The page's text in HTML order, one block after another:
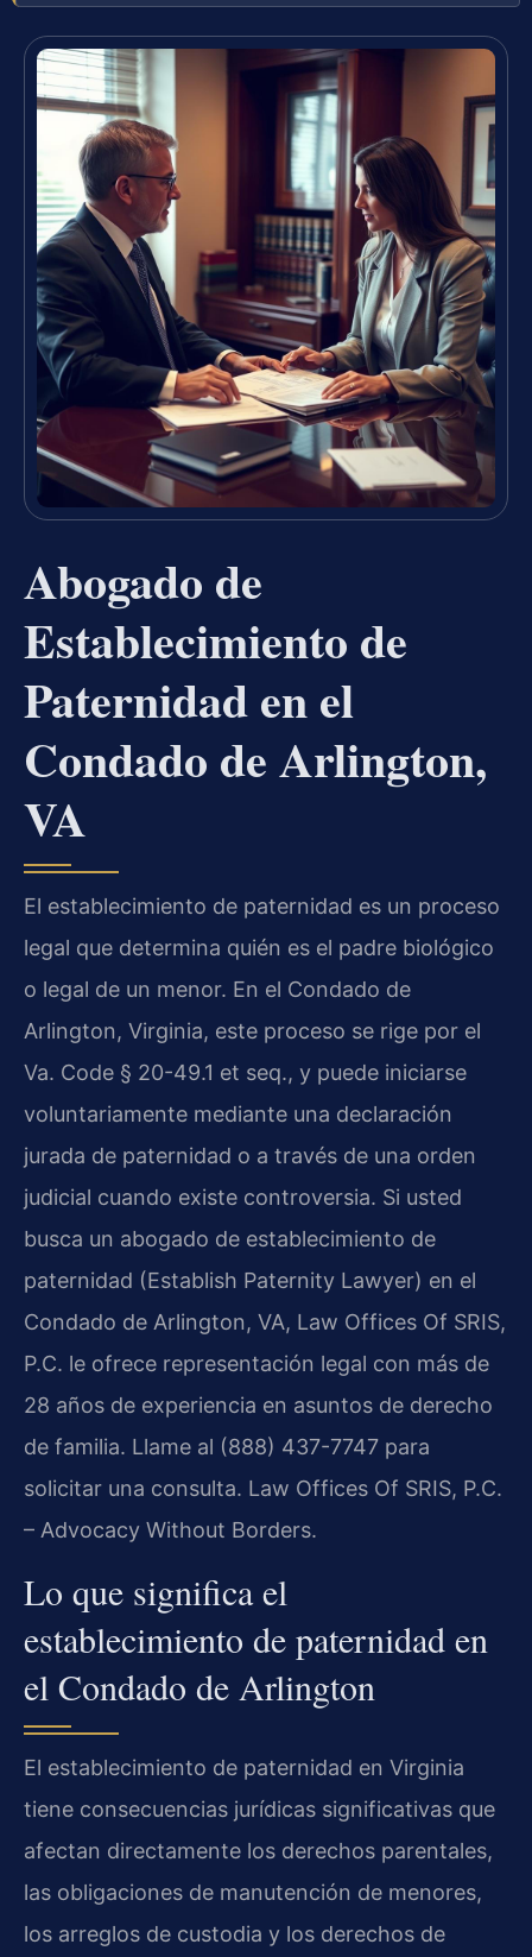
Abogado de
Establecimiento de
Paternidad en el
Condado de Arlington,
VA
El establecimiento de paternidad es un proceso
legal que determina quién es el padre biológico
o legal de un menor. En el Condado de
Arlington, Virginia, este proceso se rige por el
Va. Code § 20-49.1 et seq., y puede iniciarse
voluntariamente mediante una declaración
jurada de paternidad o a través de una orden
judicial cuando existe controversia. Si usted
busca un abogado de establecimiento de
paternidad (Establish Paternity Lawyer) en el
Condado de Arlington, VA, Law Offices Of SRIS,
P.C. le ofrece representación legal con más de
28 años de experiencia en asuntos de derecho
de familia. Llame al (888) 437-7747 para
solicitar una consulta. Law Offices Of SRIS, P.C.
– Advocacy Without Borders.
Lo que significa el
establecimiento de paternidad en
el Condado de Arlington
El establecimiento de paternidad en Virginia
tiene consecuencias jurídicas significativas que
afectan directamente los derechos parentales,
las obligaciones de manutención de menores,
los arreglos de custodia y los derechos de